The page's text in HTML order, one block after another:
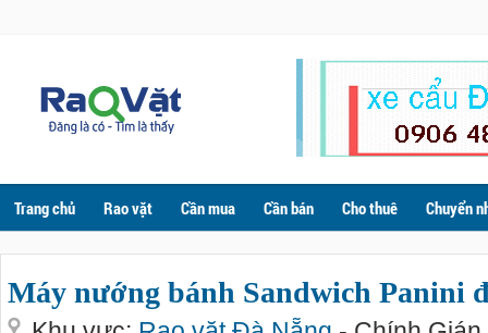
Trang chủ Rao vặt Cần mua Cần bán Cho thuê Chuyển
Máy nướng bánh Sandwich Panini